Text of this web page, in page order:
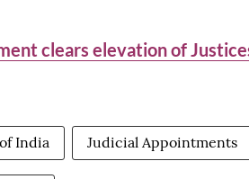
clears elevation of
India Judicial Appointments